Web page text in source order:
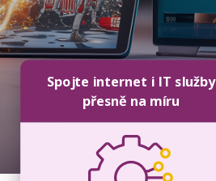
Spojte internet i IT služby
přesně na míru